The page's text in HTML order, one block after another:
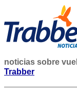
noticias sobre
Trabber